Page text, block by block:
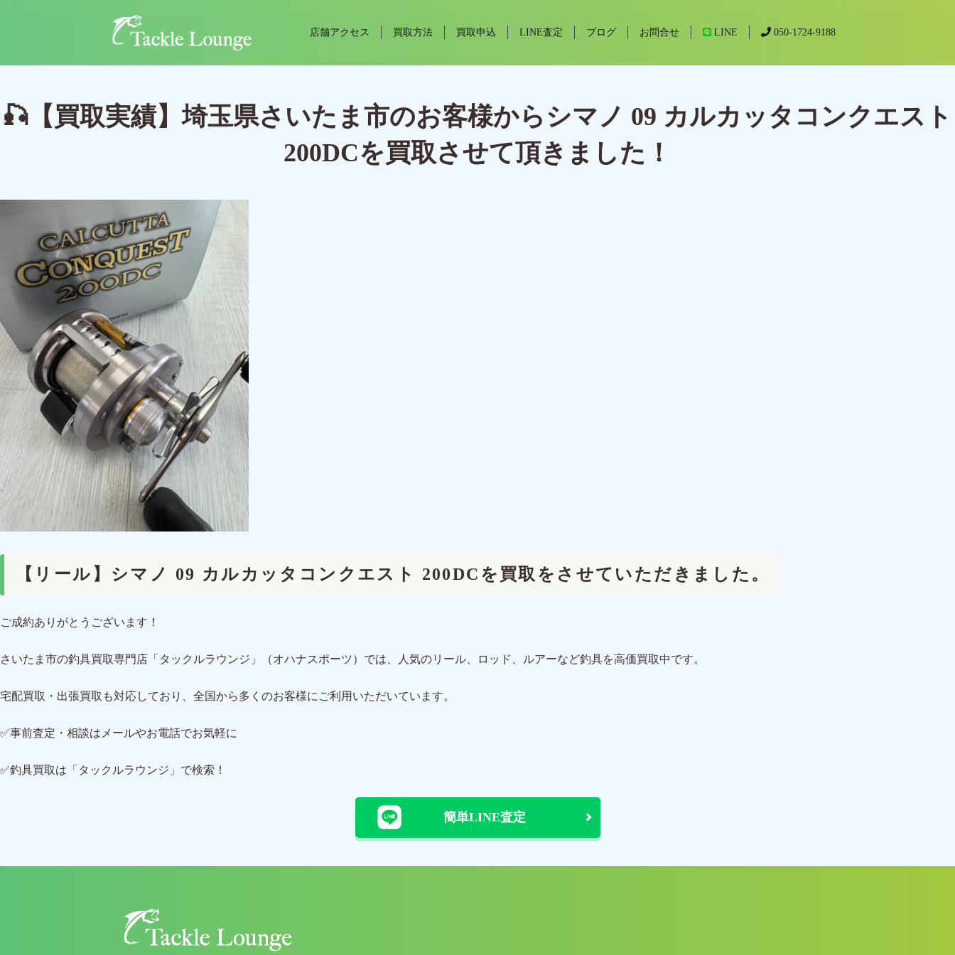
店舗アクセス 買取方法 買取申込 LINE査定 ブログ お問合せ LINE 050-1724-9188
🎣【買取実績】埼玉県さいたま市のお客様からシマノ 09 カルカッタコンクエスト
200DCを買取させて頂きました！
【リール】シマノ 09 カルカッタコンクエスト 200DCを買取をさせていただきました。
ご成約ありがとうございます！
さいたま市の釣具買取専門店「タックルラウンジ」（オハナスポーツ）では、人気のリール、ロッド、ルアーなど釣具を高価買取中です。
宅配買取・出張買取も対応しており、全国から多くのお客様にご利用いただいています。
✅事前査定・相談はメールやお電話でお気軽に
✅釣具買取は「タックルラウンジ」で検索！
簡単LINE査定